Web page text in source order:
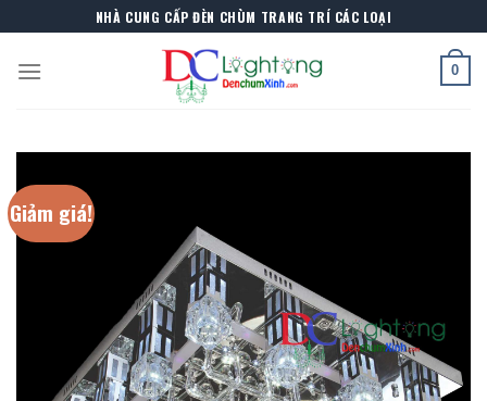
to
content
NHÀ CUNG CẤP ĐÈN CHÙM TRANG TRÍ CÁC LOẠI
0
Giảm giá!